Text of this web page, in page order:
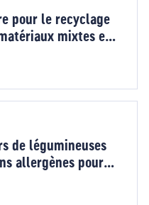
pour le recyclage
mixtes en
de légumineuses
allergènes pour